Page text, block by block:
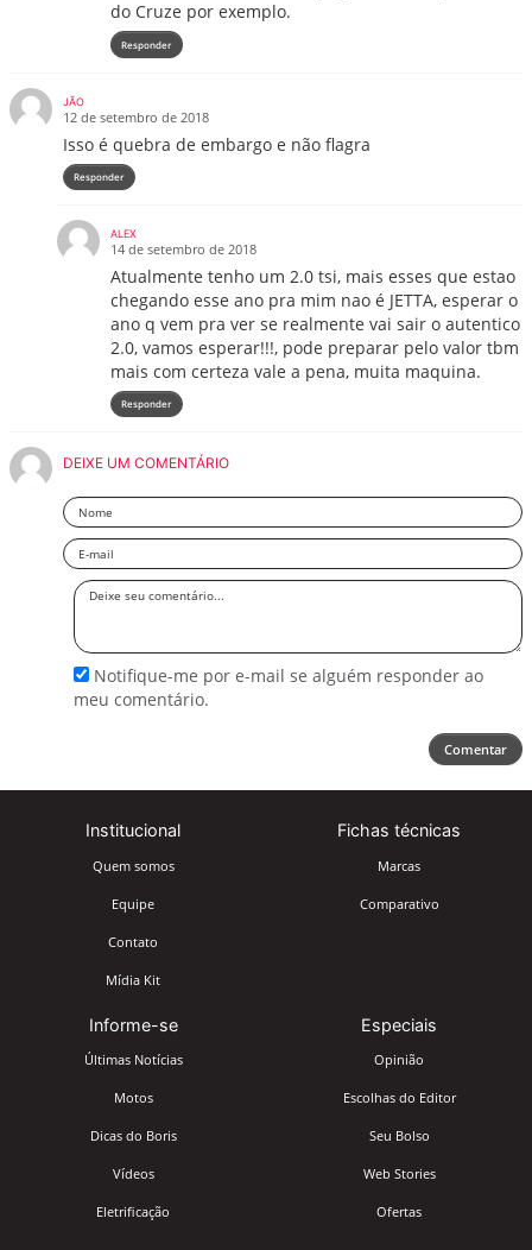
do Cruze por exemplo.
Responder
JÃO
12 de setembro de 2018
Isso é quebra de embargo e não flagra
Responder
ALEX
14 de setembro de 2018
Atualmente tenho um 2.0 tsi, mais esses que estao
chegando esse ano pra mim nao é JETTA, esperar o
ano q vem pra ver se realmente vai sair o autentico
2.0, vamos esperar!!!, pode preparar pelo valor tbm
mais com certeza vale a pena, muita maquina.
Responder
DEIXE UM COMENTÁRIO
Nome
Email
Deixe
Notifique-me por e-mail se alguém responder ao
meu comentário.
Comentar
Institucional
Quem somos
Equipe
Contato
Mídia Kit
Fichas técnicas
Marcas
Comparativo
Informe-se
Últimas Notícias
Motos
Dicas do Boris
Vídeos
Eletrificação
Especiais
Opinião
Escolhas do Editor
Seu Bolso
Web Stories
Ofertas